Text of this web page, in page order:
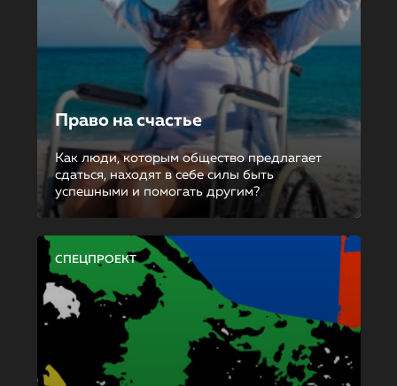
Право на счастье
Как люди, которым общество предлагает
сдаться, находят в себе силы быть
успешными и помогать другим?
СПЕЦПРОЕКТ